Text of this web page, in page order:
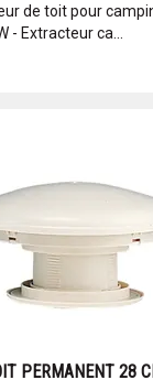
de toit pour
- Extracteur ca...
PERMANENT 28